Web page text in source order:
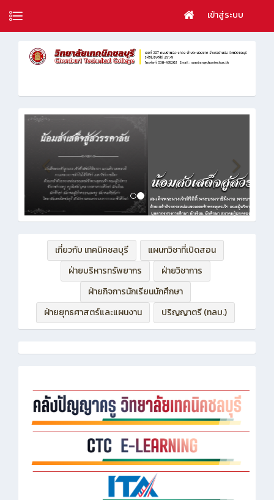
เข้าสู่ระบบ
เกี่ยวกับ เทคนิคชลบุรี
แผนกวิชาที่เปิดสอน
ฝ่ายบริหารทรัพยากร
ฝ่ายวิชาการ
ฝ่ายกิจการนักเรียนนักศึกษา
ฝ่ายยุทธศาสตร์และแผนงาน
ปริญญาตรี (ทลบ.)